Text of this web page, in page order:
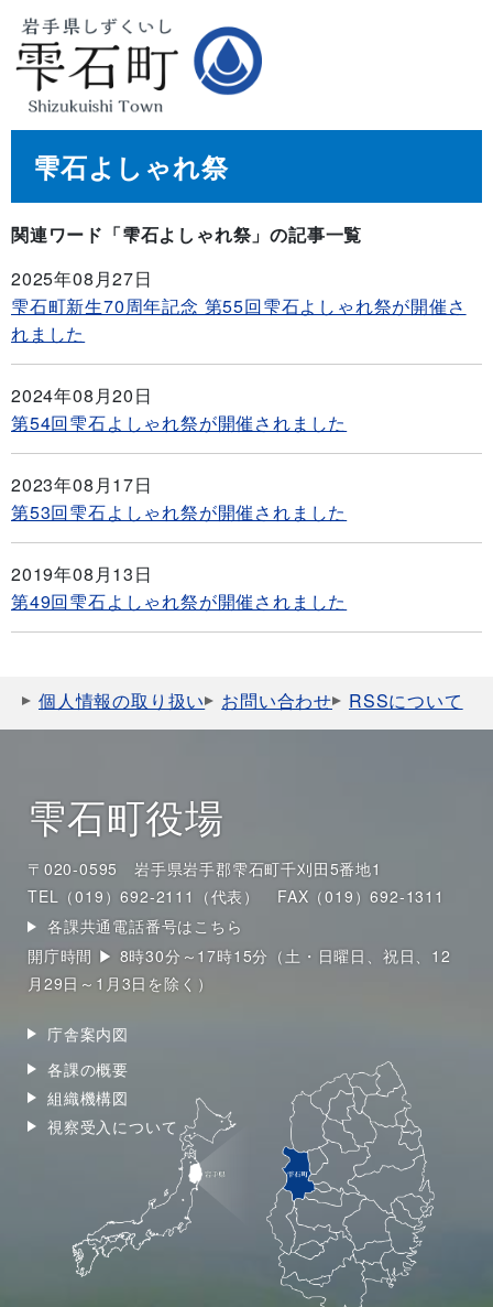
雫石よしゃれ祭
関連ワード「雫石よしゃれ祭」の記事一覧
2025年08月27日
雫石町新生70周年記念 第55回雫石よしゃれ祭が開催さ
れました
2024年08月20日
第54回雫石よしゃれ祭が開催されました
2023年08月17日
第53回雫石よしゃれ祭が開催されました
2019年08月13日
第49回雫石よしゃれ祭が開催されました
個人情報の取り扱い お問い合わせ RSSについて
雫石町役場
〒020-0595 岩手県岩手郡雫石町千刈田5番地1
TEL（019）692-2111（代表）
FAX（019）692-1311
各課共通電話番号はこちら
開庁時間 ▶ 8時30分～17時15分（土・日曜日、祝日、12
月29日～1月3日を除く）
庁舎案内図
各課の概要
組織機構図
視察受入について